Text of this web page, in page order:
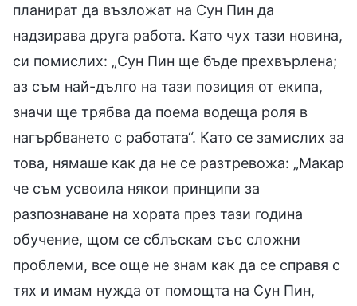
планират да възложат на Сун Пин да
надзирава друга работа. Като чух тази новина,
си помислих: „Сун Пин ще бъде прехвърлена;
аз съм най-дълго на тази позиция от екипа,
значи ще трябва да поема водеща роля в
нагърбването с работата“. Като се замислих за
това, нямаше как да не се разтревожа: „Макар
че съм усвоила някои принципи за
разпознаване на хората през тази година
обучение, щом се сблъскам със сложни
проблеми, все още не знам как да се справя с
тях и имам нужда от помощта на Сун Пин,